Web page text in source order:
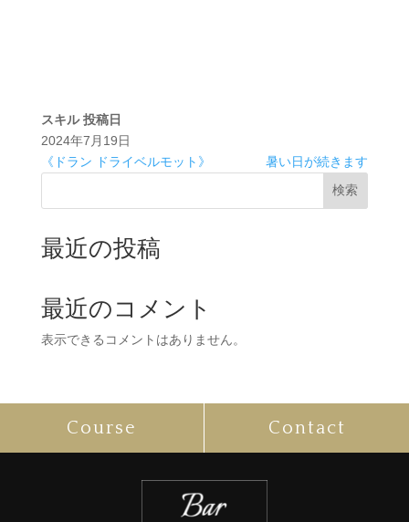
スキル 投稿日
2024年7月19日
《ドラン ドライベルモット》
暑い日が続きます
検索
最近の投稿
最近のコメント
表示できるコメントはありません。
Course Contact